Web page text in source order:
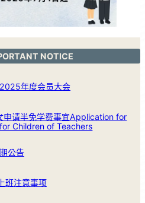
NOTICE
年度会员大会
申请半免学费事宜Application for
Children of Teachers
公告
班注意事项